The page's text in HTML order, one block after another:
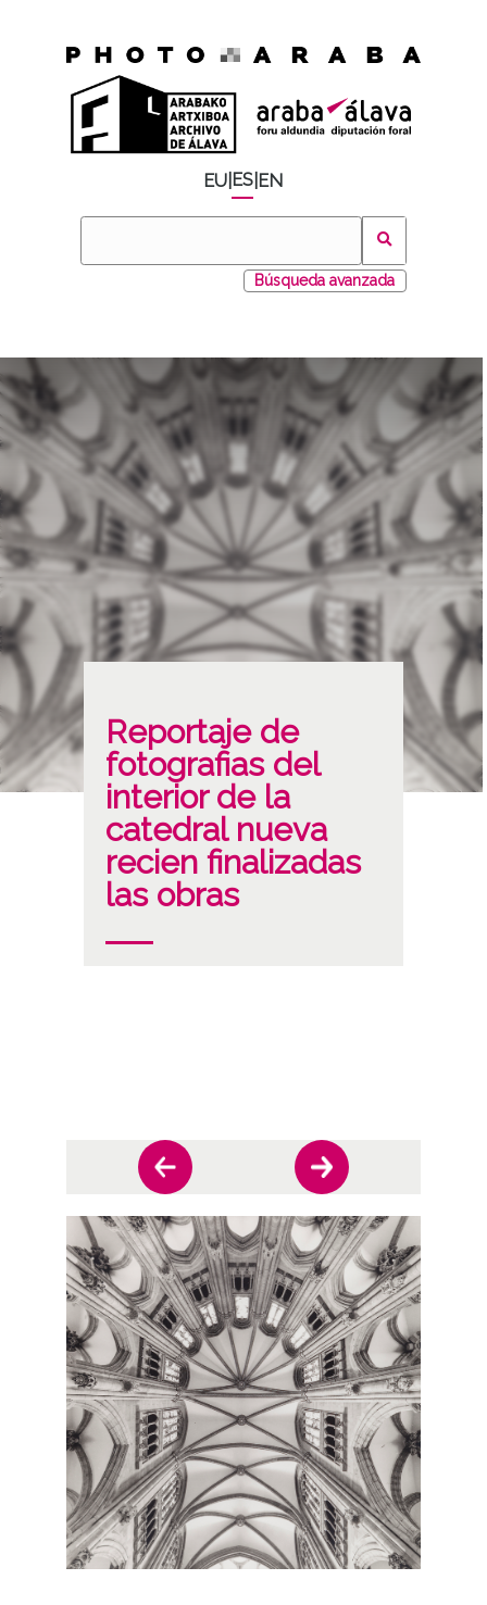
EU ES EN
Búsqueda avanzada
Reportaje de
fotografias del
interior de la
catedral nueva
recien finalizadas
las obras